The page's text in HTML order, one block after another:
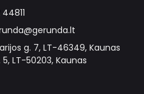
g. 7, LT-46349, Kaunas
LT-50203, Kaunas